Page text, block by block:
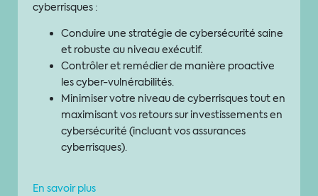
cyberrisques :
Conduire une stratégie de cybersécurité saine
et robuste au niveau exécutif.
Contrôler et remédier de manière proactive
les cyber-vulnérabilités.
Minimiser votre niveau de cyberrisques tout en
maximisant vos retours sur investissements en
cybersécurité (incluant vos assurances
cyberrisques).
En savoir plus